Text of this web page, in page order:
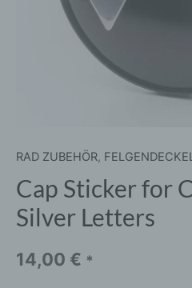
RAD ZUBEHÖR,
Cap Sticker for
Silver Letters
14,00 € *